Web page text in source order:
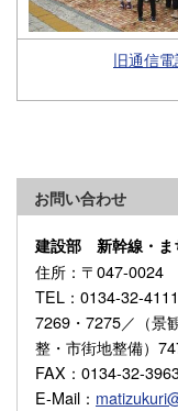
旧通信
お問い合わせ
建設部 新幹線・ま
住所 ：〒047-0024
TEL ：0134-32-
7269・7275／（景
整・市街地整備）
FAX ：0134-32-
E-Mail ：